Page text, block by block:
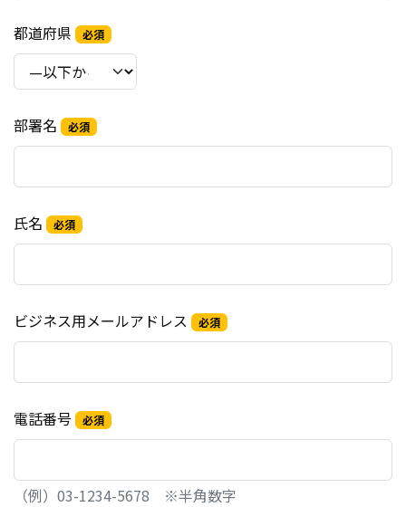
都道府県 必須
部署名 必須
氏名 必須
ビジネス用メールアドレス 必須
電話番号 必須
（例）03-1234-5678 ※半角数字